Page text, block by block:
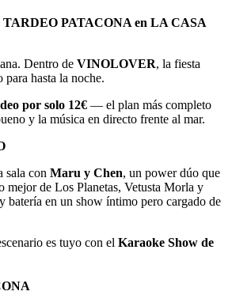
PATACONA en LA CASA
Dentro de VINOLOVER, la fiesta
hasta la noche.
por solo 12€ — el plan más completo
y la música en directo frente al mar.
sala con Maru y Chen, un power dúo que
mejor de Los Planetas, Vetusta Morla y
batería en un show íntimo pero cargado de
es tuyo con el Karaoke Show de